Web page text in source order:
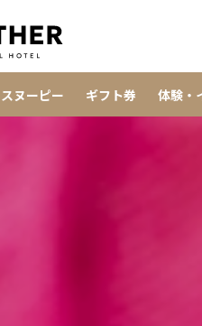
スヌーピー ギフト券 体験・